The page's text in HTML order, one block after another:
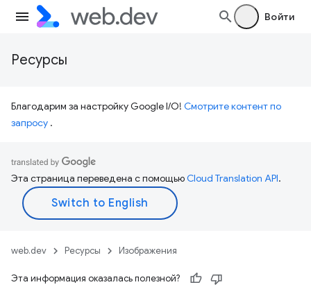
Войти
Ресурсы
Благодарим за настройку Google I/O! Смотрите контент по
запросу .
Эта страница переведена с помощьюCloud Translation API.
web.dev Ресурсы Изображения
Эта информация оказалась полезной?